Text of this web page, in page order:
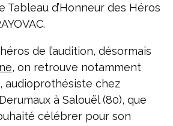
Tableau d’Honneur des Héros
de l’audition, désormais
, on retrouve notamment
audioprothésiste chez
à Salouël (80), que
célébrer pour son